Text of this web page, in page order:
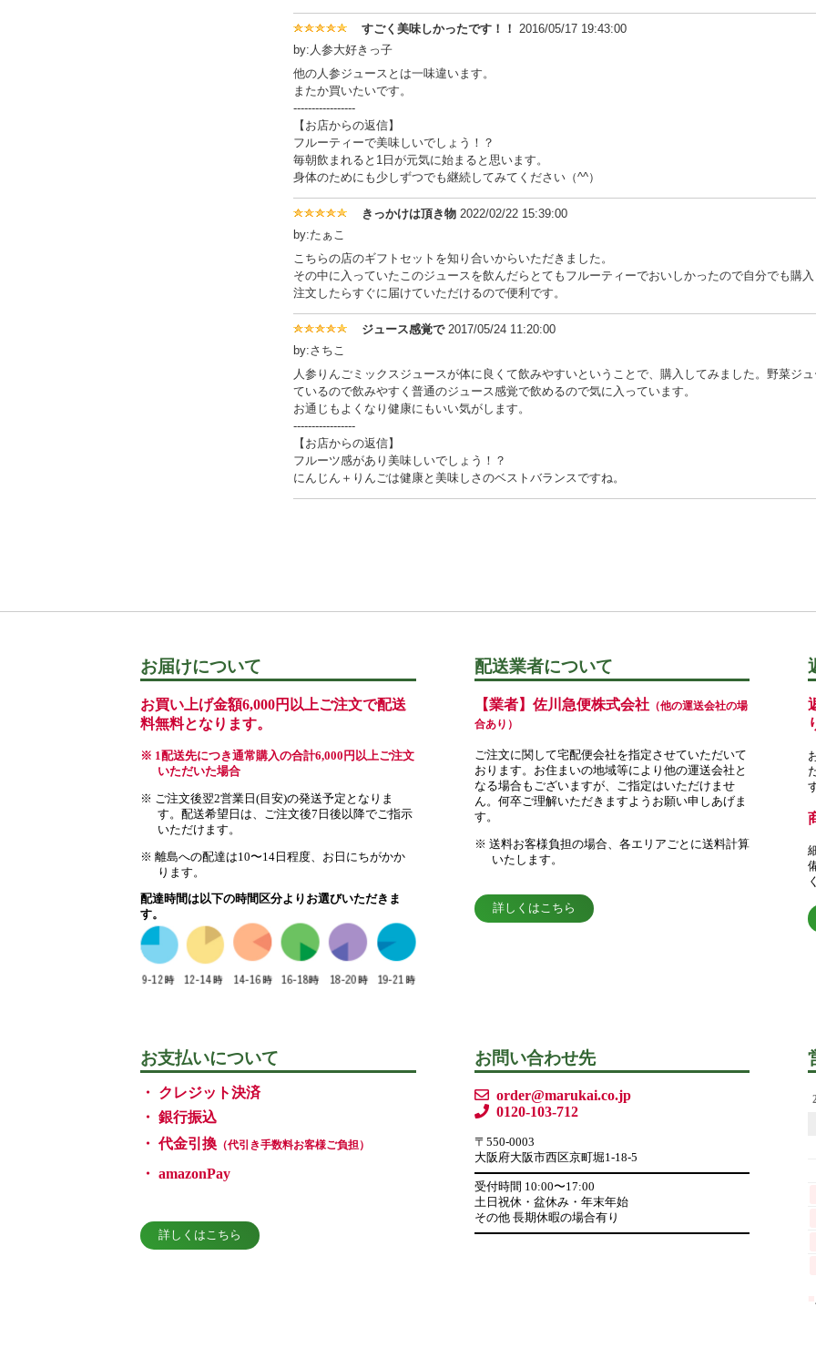
すごく美味しかったです！！ 2016/05/17 19:43:00
by:人参大好きっ子
他の人参ジュースとは一味違います。
またか買いたいです。
-----------------
【お店からの返信】
フルーティーで美味しいでしょう！？
毎朝飲まれると1日が元気に始まると思います。
身体のためにも少しずつでも継続してみてください（^^）
きっかけは頂き物 2022/02/22 15:39:00
by:たぁこ
こちらの店のギフトセットを知り合いからいただきました。
その中に入っていたこのジュースを飲んだらとてもフルーティーでおいしかったので自分でも購
注文したらすぐに届けていただけるので便利です。
ジュース感覚で2017/05/24 11:20:00
by:さちこ
人参りんごミックスジュースが体に良くて飲みやすいということで、購入してみました。野菜ジ
ているので飲みやすく普通のジュース感覚で飲めるので気に入っています。
お通じもよくなり健康にもいい気がします。
-----------------
【お店からの返信】
フルーツ感があり美味しいでしょう！？
にんじん＋りんごは健康と美味しさのベストバランスですね。